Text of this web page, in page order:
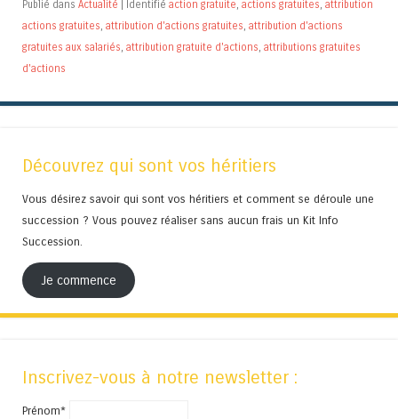
Publié dans Actualité | Identifié action gratuite actions gratuites attribution
actions gratuites attribution d'actions gratuites attribution d'actions
gratuites aux salariés attribution gratuite d'actions attributions gratuites
d'actions
Découvrez qui sont vos héritiers
Vous désirez savoir qui sont vos héritiers et comment se déroule une
succession ? Vous pouvez réaliser sans aucun frais un Kit Info
Succession.
Je commence
Inscrivez-vous à notre newsletter :
Prénom*